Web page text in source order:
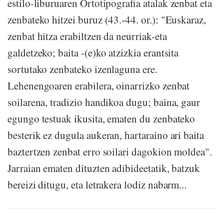
estilo-liburuaren Ortotipografia atalak zenbat eta
zenbateko hitzei buruz (43.-44. or.): "Euskaraz,
zenbat hitza erabiltzen da neurriak-eta
galdetzeko; baita -(e)ko atzizkia erantsita
sortutako zenbateko izenlaguna ere.
Lehenengoaren erabilera, oinarrizko zenbat
soilarena, tradizio handikoa dugu; baina, gaur
egungo testuak ikusita, ematen du zenbateko
besterik ez dugula aukeran, hartaraino ari baita
baztertzen zenbat erro soilari dagokion moldea".
Jarraian ematen dituzten adibideetatik, batzuk
bereizi ditugu, eta letrakera lodiz nabarm...